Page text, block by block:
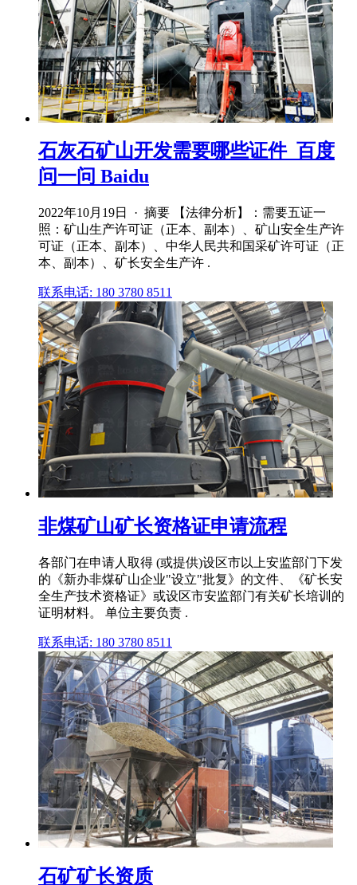
石灰石矿山开发需要哪些证件_百度
问一问 Baidu
2022年10月19日 · 摘要 【法律分析】：需要五证一
照：矿山生产许可证（正本、副本）、矿山安全生产许
可证（正本、副本）、中华人民共和国采矿许可证（正
本、副本）、矿长安全生产许 .
联系电话: 180 3780 8511
非煤矿山矿长资格证申请流程
各部门在申请人取得 (或提供)设区市以上安监部门下发
的《新办非煤矿山企业"设立"批复》的文件、《矿长安
全生产技术资格证》或设区市安监部门有关矿长培训的
证明材料。 单位主要负责 .
联系电话: 180 3780 8511
石矿矿长资质